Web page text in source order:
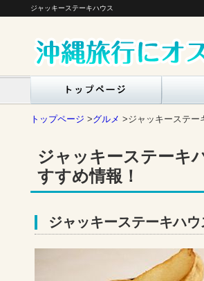
ジャッキーステーキハウス
トップページ >グルメ >ジャッキーステー
ジャッキーステーキ
すすめ情報！
ジャッキーステーキハウ